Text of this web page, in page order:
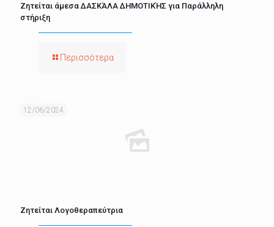
Ζητείται άμεσα ΔΑΣΚΆΛΑ ΔΗΜΟΤΙΚΉΣ για Παράλληλη
στήριξη
Περισσότερα
12/06/2024
Ζητείται Λογοθεραπεύτρια